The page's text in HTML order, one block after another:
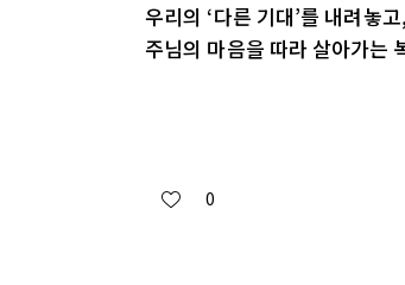
우리의 ‘다른 기대’를 내려놓
주님의 마음을 따라 살아가는
0